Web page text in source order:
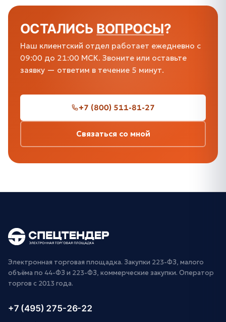
ОСТАЛИСЬ ВОПРОСЫ?
Наш клиентский отдел работает ежедневно с
09:00 до 21:00 МСК. Звоните или оставьте
заявку — ответим в течение 5 минут.
+7 (800) 511-81-27
Связаться со мной
Электронная торговая площадка. Закупки 223-ФЗ, малого
объёма по 44-ФЗ и 223-ФЗ, коммерческие закупки. Оператор
торгов с 2013 года.
+7 (495) 275-26-22